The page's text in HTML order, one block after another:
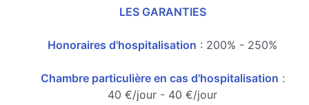
LES GARANTIES
Honoraires d'hospitalisation : 200% - 250%
Chambre particulière en cas d'hospitalisation :
40 €/jour - 40 €/jour